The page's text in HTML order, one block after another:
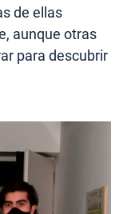
de ellas
aunque otras
para descubrir